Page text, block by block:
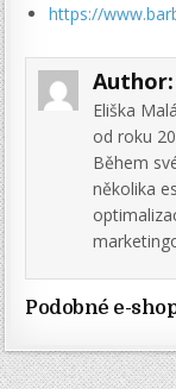
https://
Author:
Eliška
od roku
Během
několika
Podobné e-